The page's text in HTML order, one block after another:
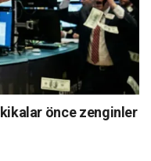
önce zenginler